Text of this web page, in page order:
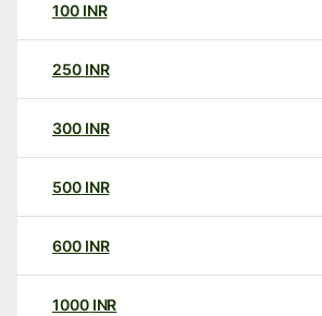
100 INR
250 INR
300 INR
500 INR
600 INR
1000 INR